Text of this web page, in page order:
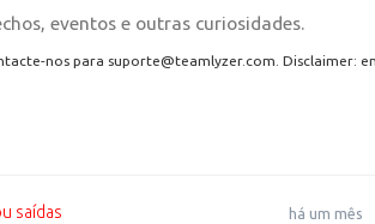
eventos e outras curiosidades.
nos para suporte@teamlyzer.com. Disclaimer:
há um mês
saídas